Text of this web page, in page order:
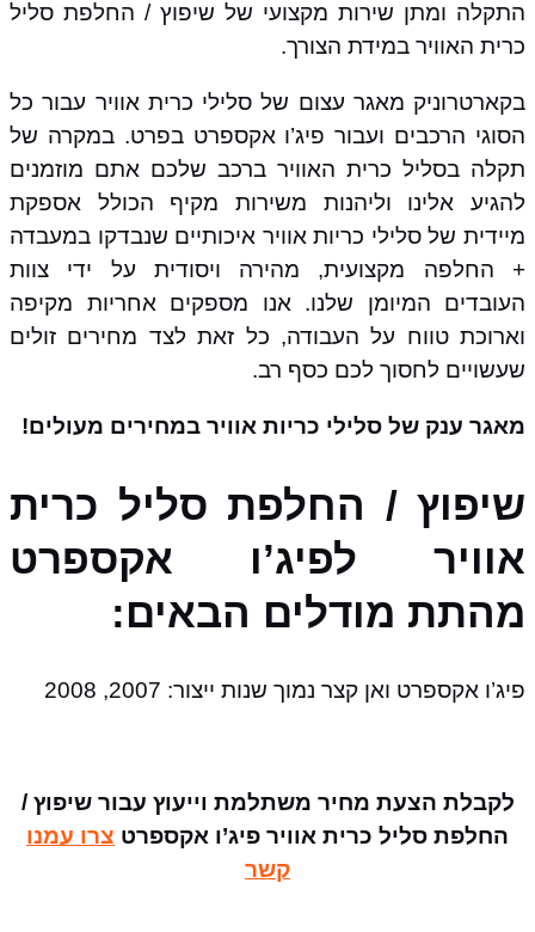
התקלה ומתן שירות מקצועי של שיפוץ / החלפת סליל
כרית האוויר במידת הצורך.
בקארטרוניק מאגר עצום של סלילי כרית אוויר עבור כל
הסוגי הרכבים ועבור פיג’ו אקספרט בפרט. במקרה של
תקלה בסליל כרית האוויר ברכב שלכם אתם מוזמנים
להגיע אלינו וליהנות משירות מקיף הכולל אספקת
מיידית של סלילי כריות אוויר איכותיים שנבדקו במעבדה
+ החלפה מקצועית, מהירה ויסודית על ידי צוות
העובדים המיומן שלנו. אנו מספקים אחריות מקיפה
וארוכת טווח על העבודה, כל זאת לצד מחירים זולים
שעשויים לחסוך לכם כסף רב.
מאגר ענק של סלילי כריות אוויר במחירים מעולים!
שיפוץ / החלפת סליל כרית
אוויר לפיג’ו אקספרט
מהתת מודלים הבאים:
פיג’ו אקספרט ואן קצר נמוך שנות ייצור: 2007, 2008
לקבלת הצעת מחיר משתלמת וייעוץ עבור שיפוץ /
החלפת סליל כרית אוויר פיג’ו אקספרט צרו עמנו
קשר